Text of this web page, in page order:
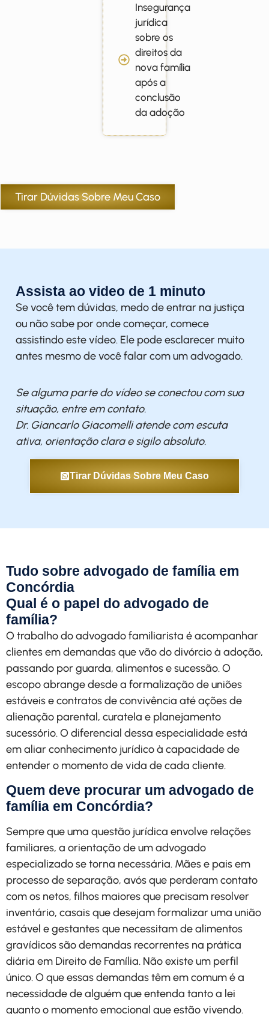
Insegurança
jurídica
sobre os
direitos da
nova família
após a
conclusão
da adoção
Tirar Dúvidas Sobre Meu Caso
Assista ao video de 1 minuto
Se você tem dúvidas, medo de entrar na justiça
ou não sabe por onde começar, comece
assistindo este vídeo. Ele pode esclarecer muito
antes mesmo de você falar com um advogado.
Se alguma parte do vídeo se conectou com sua
situação, entre em contato.
Dr. Giancarlo Giacomelli atende com escuta
ativa, orientação clara e sigilo absoluto.
Tirar Dúvidas Sobre Meu Caso
Tudo sobre advogado de família em
Concórdia
Qual é o papel do advogado de
família?
O trabalho do advogado familiarista é acompanhar
clientes em demandas que vão do divórcio à adoção,
passando por guarda, alimentos e sucessão. O
escopo abrange desde a formalização de uniões
estáveis e contratos de convivência até ações de
alienação parental, curatela e planejamento
sucessório. O diferencial dessa especialidade está
em aliar conhecimento jurídico à capacidade de
entender o momento de vida de cada cliente.
Quem deve procurar um advogado de
família em Concórdia?
Sempre que uma questão jurídica envolve relações
familiares, a orientação de um advogado
especializado se torna necessária. Mães e pais em
processo de separação, avós que perderam contato
com os netos, filhos maiores que precisam resolver
inventário, casais que desejam formalizar uma união
estável e gestantes que necessitam de alimentos
gravídicos são demandas recorrentes na prática
diária em Direito de Família. Não existe um perfil
único. O que essas demandas têm em comum é a
necessidade de alguém que entenda tanto a lei
quanto o momento emocional que estão vivendo.